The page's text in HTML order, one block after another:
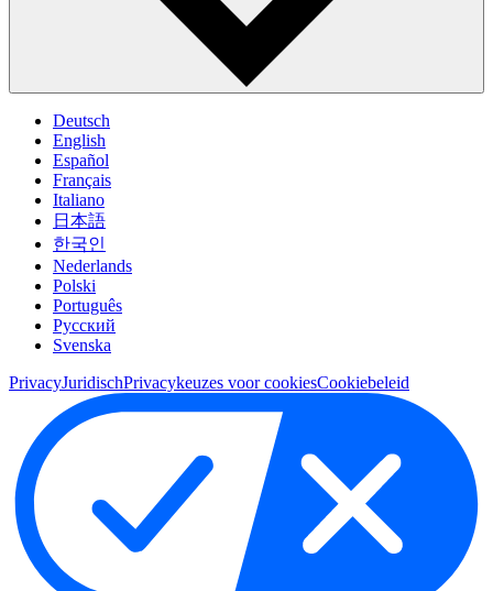
Deutsch
English
Español
Français
Italiano
日本語
한국인
Nederlands
Polski
Português
Pусский
Svenska
PrivacyJuridischPrivacykeuzes voor cookiesCookiebeleid